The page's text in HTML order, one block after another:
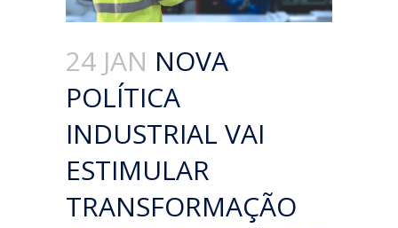
24 JAN NOVA
POLÍTICA
INDUSTRIAL VAI
ESTIMULAR
TRANSFORMAÇÃO